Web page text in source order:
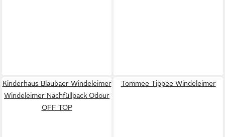
Kinderhaus Blaubaer Windeleimer
Windeleimer Nachfüllpack Odour
OFF TOP
Tommee Tippee Windeleimer